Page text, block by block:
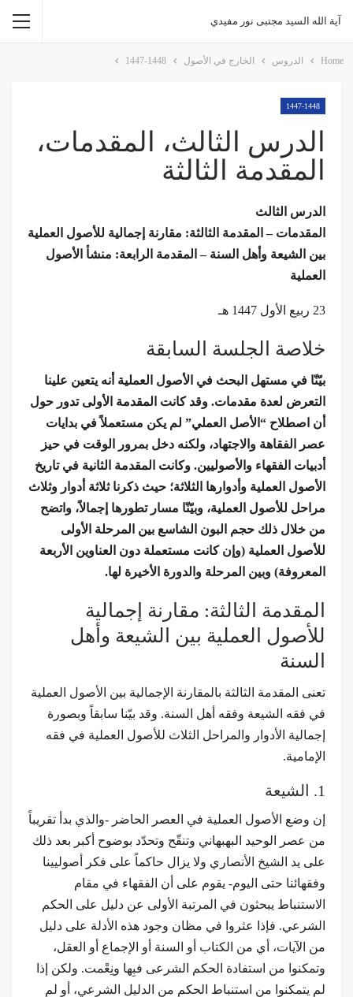
آية الله السيد مجتبى نور مفيدي
Home الدروس الخارج في الأصول 1447-1448
1447-1448
الدرس الثالث، المقدمات،
المقدمة الثالثة
الدرس الثالث
المقدمات – المقدمة الثالثة: مقارنة إجمالية للأصول العملية
بين الشيعة وأهل السنة – المقدمة الرابعة: منشأ الأصول
العملية
23 ربيع الأول 1447 هـ
خلاصة الجلسة السابقة
بيّنّا في مستهل البحث في الأصول العملية أنه يتعين علينا
التعرض لعدة مقدمات. وقد كانت المقدمة الأولى تدور حول
أن اصطلاح “الأصل العملي” لم يكن مستعملاً في بدايات
عصر الفقاهة والاجتهاد، ولكنه دخل بمرور الوقت في حيز
أدبيات الفقهاء والأصوليين. وكانت المقدمة الثانية في تاريخ
الأصول العملية وأدوارها الثلاثة؛ حيث ذكرنا ثلاثة أدوار وثلاث
مراحل للأصول العملية، وبيّنّا مسار تطورها إجمالاً، واتضح
من خلال ذلك حجم البون الشاسع بين المرحلة الأولى
للأصول العملية (وإن كانت مستعملة دون العناوين الأربعة
المعروفة) وبين المرحلة والدورة الأخيرة لها.
المقدمة الثالثة: مقارنة إجمالية
للأصول العملية بين الشيعة وأهل
السنة
تعنى المقدمة الثالثة بالمقارنة الإجمالية بين الأصول العملية
في فقه الشيعة وفقه أهل السنة. وقد بيّنا سابقاً وبصورة
إجمالية الأدوار والمراحل الثلاث للأصول العملية في فقه
الإمامية.
1. الشيعة
إن وضع الأصول العملية في العصر الحاضر -والذي بدأ تقريباً
من عصر الوحيد البهبهاني وتنقّح وتحدّد بوضوح أكبر بعد ذلك
على يد الشيخ الأنصاري ولا يزال حاكماً على فكر أصوليينا
وفقهائنا حتى اليوم- يقوم على أن الفقهاء في مقام
الاستنباط يبحثون في المرتبة الأولى عن دليل على الحكم
الشرعي. فإذا عثروا في مظان وجود هذه الأدلة على دليل
من الآيات، أي من الكتاب أو السنة أو الإجماع أو العقل،
وتمكنوا من استفادة الحكم الشرعی فبِها ونِعْمت. ولكن إذا
لم يتمكنوا من استنباط الحكم من الدليل الشرعي، أو لم